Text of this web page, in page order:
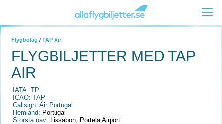
Flygbolag / TAP Air
FLYGBILJETTER MED TAP
AIR
IATA: TP
ICAO: TAP
Callsign: Air Portugal
Hemland: Portugal
Största nav: Lissabon, Portela Airport